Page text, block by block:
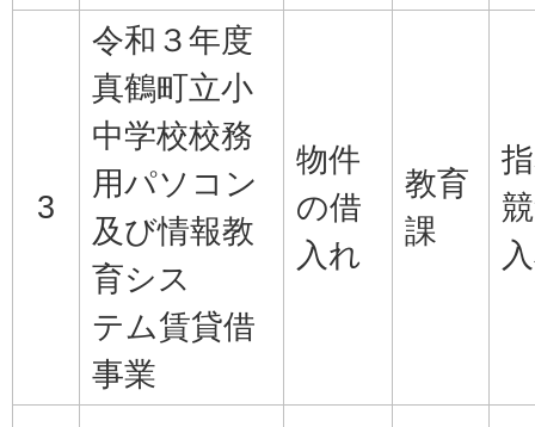
3
令和３年度
真鶴町立小
中学校校務
用パソコン
及び情報教
育シス
テム賃貸借
事業
物件
の借
入れ
教育
課